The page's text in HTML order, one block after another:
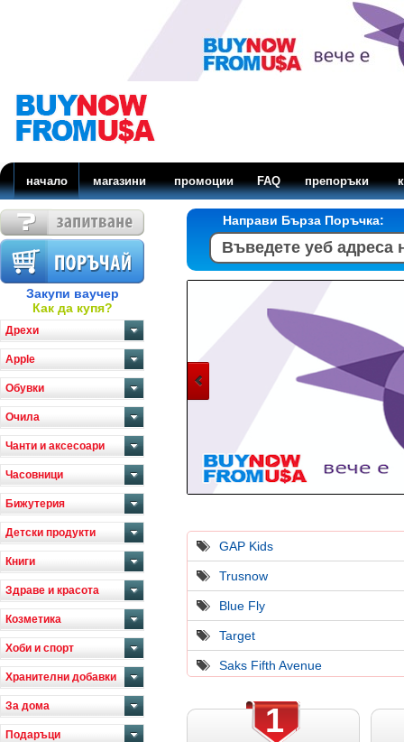
начало магазини промоции FAQ препоръки
Закупи ваучер
Как да купя?
Дрехи
Apple
Обувки
Очила
Чанти и аксесоари
Часовници
Бижутерия
Детски продукти
Книги
Здраве и красота
Козметика
Хоби и спорт
Хранителни добавки
За дома
Подаръци
Направи Бърза Поръчка:
GAP Kids
Trusnow
Blue Fly
Target
Saks Fifth Avenue
1